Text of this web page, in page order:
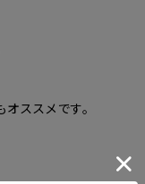
ススメです。